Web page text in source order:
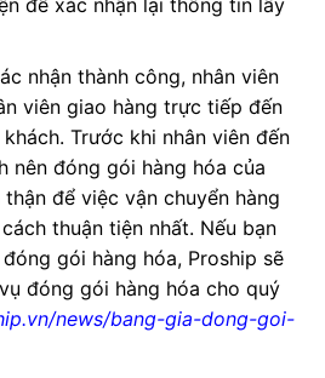
nhận thành công, nhân viên
viên giao hàng trực tiếp đến
Trước khi nhân viên đến
nên đóng gói hàng hóa của
để việc vận chuyển hàng
thuận tiện nhất. Nếu bạn
gói hàng hóa, Proship sẽ
đóng gói hàng hóa cho quý
news/bang-gia-dong-goi-